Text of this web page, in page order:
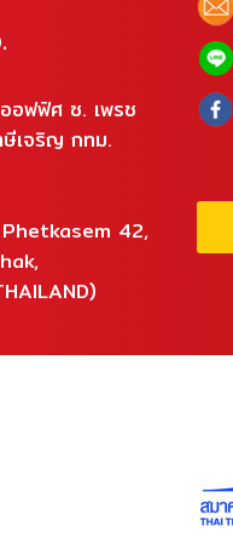
อฟฟิศ ซ. เพรช
ษีเจริญ กทม.
42,